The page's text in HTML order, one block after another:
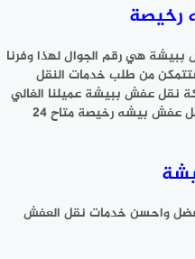
رخيصة
هي رقم الجوال لهذا وفرنا
من طلب خدمات النقل
نقل عفش ببيشة عميلنا الغالي
فهي متميزة ولا مثال لها، رقم شركة نقل عفش بيشه رخيصة متاح 24
واحسن خدمات نقل العفش